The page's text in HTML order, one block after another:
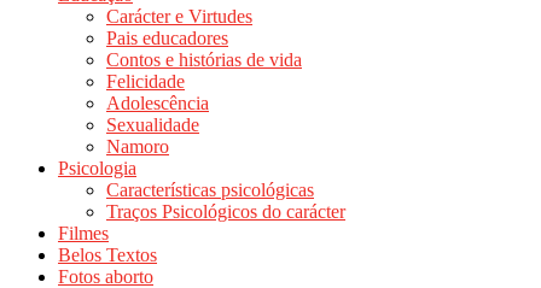
Carácter e Virtudes
Pais educadores
Contos e histórias de vida
Felicidade
Adolescência
Sexualidade
Namoro
Psicologia
Características psicológicas
Traços Psicológicos do carácter
Filmes
Belos Textos
Fotos aborto